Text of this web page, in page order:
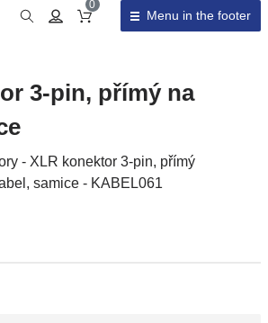
Cart total
0
Menu in the footer
3-pin, přímý na